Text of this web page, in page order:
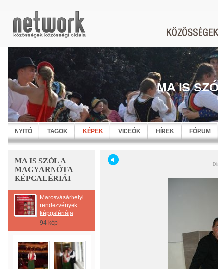
MA IS
NYITÓ TAGOK KÉPEK VIDEÓK HÍREK FÓRUM
MA IS SZÓL A
MAGYARNÓTA
KÉPGALÉRIÁI
Marosvásárhelyi
rendezvények
képgalériája
94 kép